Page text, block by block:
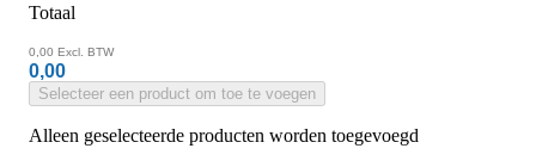
Totaal
0,00 Excl. BTW
0,00
Selecteer een product om toe te voegen
Alleen geselecteerde producten worden toegevoegd